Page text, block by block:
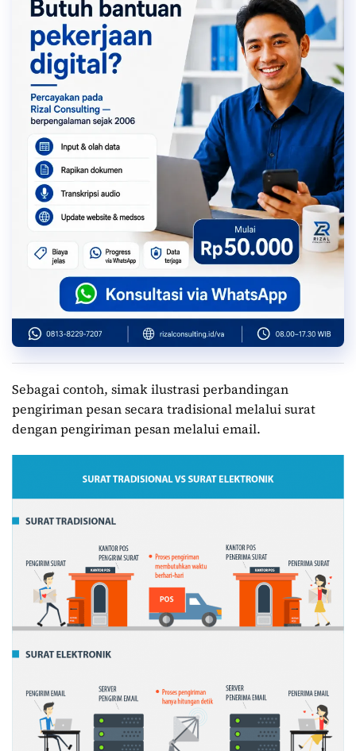
Sebagai contoh, simak ilustrasi perbandingan
pengiriman pesan secara tradisional melalui surat
dengan pengiriman pesan melalui email.